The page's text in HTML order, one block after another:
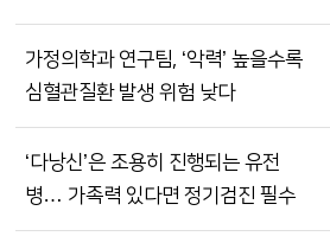
가정의학과 연구팀, ‘악력’ 높을수록
심혈관질환 발생 위험 낮다
‘다낭신’은 조용히 진행되는 유전
병… 가족력 있다면 정기검진 필수